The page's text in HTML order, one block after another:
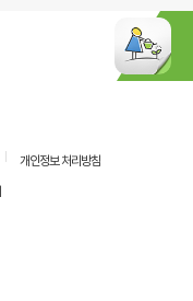
개인정보 처리방침